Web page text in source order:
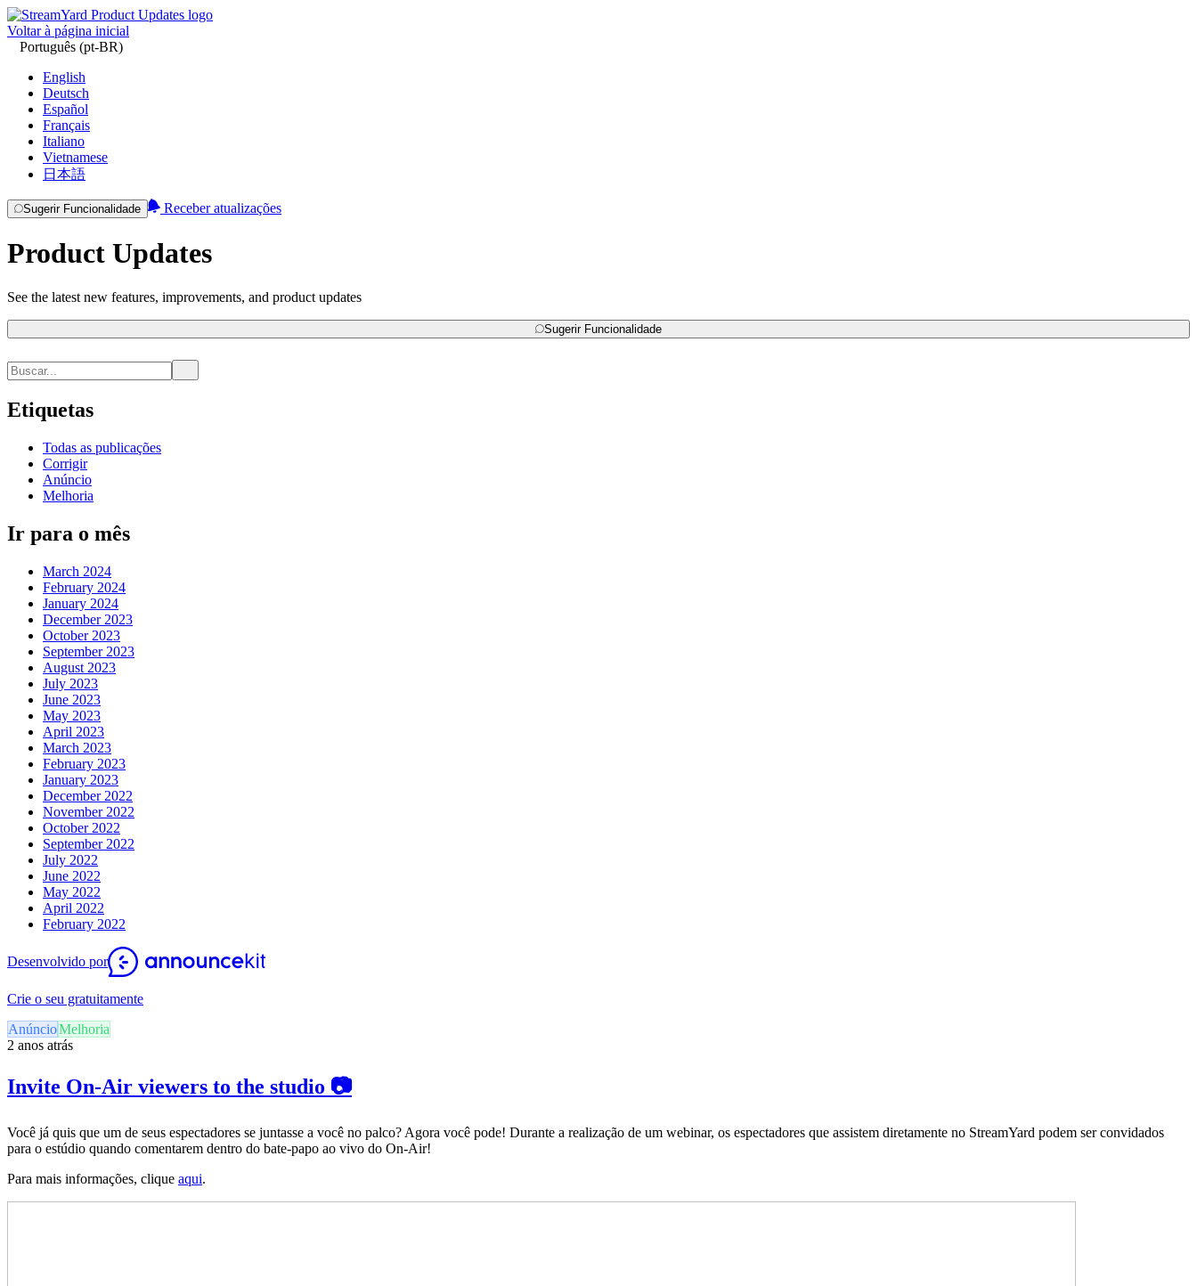
Voltar à página inicial
Português (pt-BR)
English
Deutsch
Español
Français
Italiano
Vietnamese
日本語
Sugerir Funcionalidade Receber atualizações
Product Updates
See the latest new features, improvements, and product updates
Sugerir Funcionalidade
Etiquetas
Todas as publicações
Corrigir
Anúncio
Melhoria
Ir para o mês
March 2024
February 2024
January 2024
December 2023
October 2023
September 2023
August 2023
July 2023
June 2023
May 2023
April 2023
March 2023
February 2023
January 2023
December 2022
November 2022
October 2022
September 2022
July 2022
June 2022
May 2022
April 2022
February 2022
Desenvolvido por
Crie o seu gratuitamente
AnúncioMelhoria
2 anos atrás
Invite On-Air viewers to the studio 📷
Você já quis que um de seus espectadores se juntasse a você no palco? Agora você pode! Durante a realização de um webinar, os espectadores que assistem diretamente no StreamYard podem ser convidados
para o estúdio quando comentarem dentro do bate-papo ao vivo do On-Air!
Para mais informações, clique aqui.